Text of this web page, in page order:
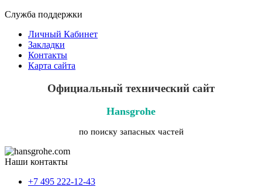
Служба поддержки
Личный Кабинет
Закладки
Контакты
Карта сайта
Официальный технический сайт
Hansgrohe
по поиску запасных частей
Наши контакты
+7 495 222-12-43